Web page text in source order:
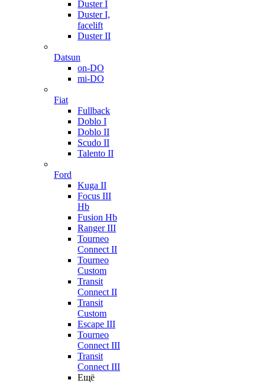
Duster I
Duster I,
facelift
Duster II
Datsun
on-DO
mi-DO
Fiat
Fullback
Doblo I
Doblo II
Scudo II
Talento II
Ford
Kuga II
Focus III
Hb
Fusion Hb
Ranger III
Tourneo
Connect II
Tourneo
Custom
Transit
Connect II
Transit
Custom
Escape III
Tourneo
Connect III
Transit
Connect III
Ещё